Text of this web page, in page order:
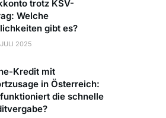
trotz KSV-
Welche
gibt es?
2025
Kredit mit
in Österreich:
die schnelle